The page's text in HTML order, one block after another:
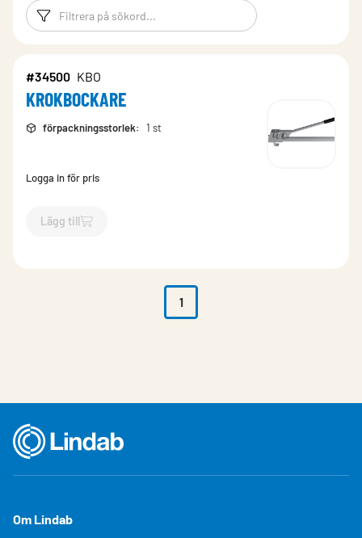
Filtreringsord Filtrera
#34500 KBO
KROKBOCKARE
förpackningsstorlek: 1 st
Logga in för pris
Lägg till
`$Lägg till
1
Om Lindab